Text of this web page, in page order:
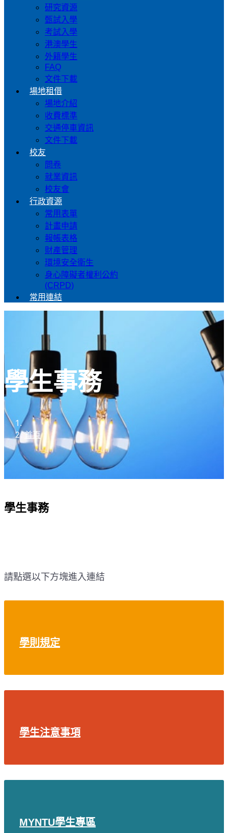
研究資源
甄試入學
考試入學
港澳學生
外籍學生
FAQ
文件下載
場地租借
場地介紹
收費標準
交通停車資訊
文件下載
校友
問卷
就業資訊
校友會
行政資源
常用表單
計畫申請
報帳表格
財產管理
環境安全衛生
身心障礙者權利公約
(CRPD)
常用連結
學生事務
首頁
學生事務
請點選以下方塊進入連結
學則規定
學生注意事項
MYNTU學生專區